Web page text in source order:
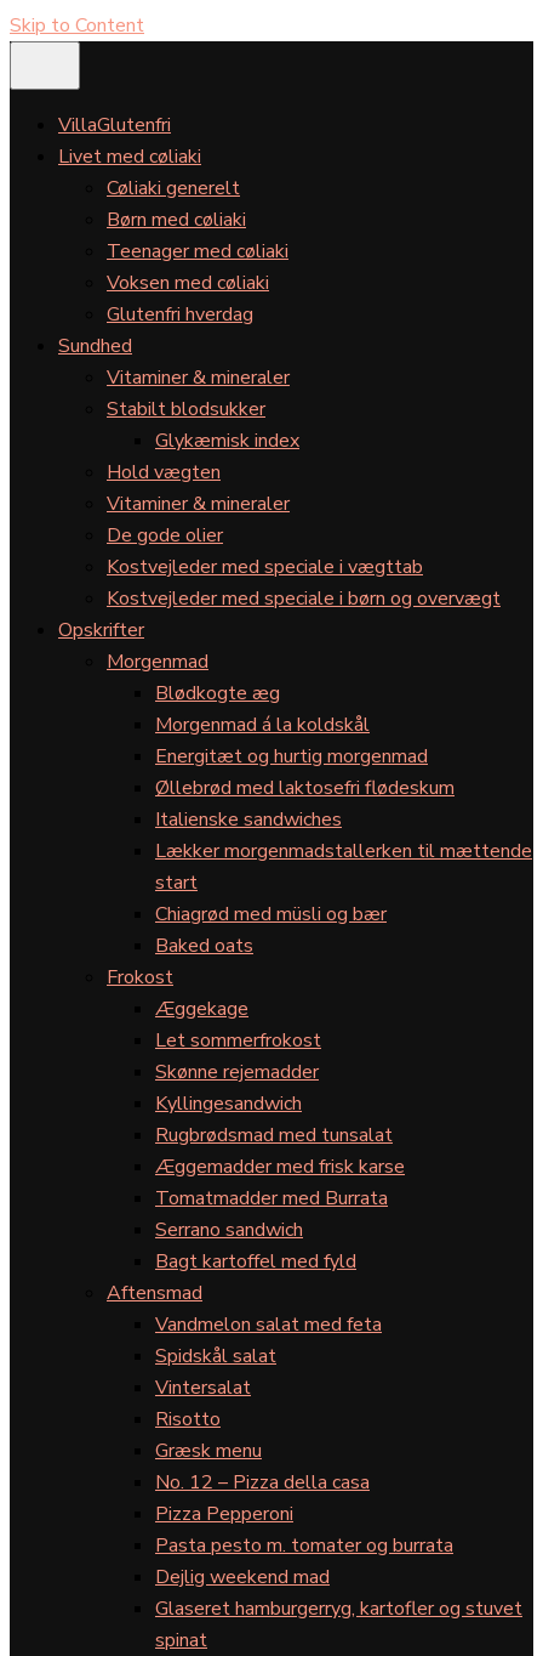
Skip to Content
VillaGlutenfri
Livet med cøliaki
Cøliaki generelt
Børn med cøliaki
Teenager med cøliaki
Voksen med cøliaki
Glutenfri hverdag
Sundhed
Vitaminer & mineraler
Stabilt blodsukker
Glykæmisk index
Hold vægten
Vitaminer & mineraler
De gode olier
Kostvejleder med speciale i vægttab
Kostvejleder med speciale i børn og overvægt
Opskrifter
Morgenmad
Blødkogte æg
Morgenmad á la koldskål
Energitæt og hurtig morgenmad
Øllebrød med laktosefri flødeskum
Italienske sandwiches
Lækker morgenmadstallerken til mættende
start
Chiagrød med müsli og bær
Baked oats
Frokost
Æggekage
Let sommerfrokost
Skønne rejemadder
Kyllingesandwich
Rugbrødsmad med tunsalat
Æggemadder med frisk karse
Tomatmadder med Burrata
Serrano sandwich
Bagt kartoffel med fyld
Aftensmad
Vandmelon salat med feta
Spidskål salat
Vintersalat
Risotto
Græsk menu
No. 12 – Pizza della casa
Pizza Pepperoni
Pasta pesto m. tomater og burrata
Dejlig weekend mad
Glaseret hamburgerryg, kartofler og stuvet
spinat